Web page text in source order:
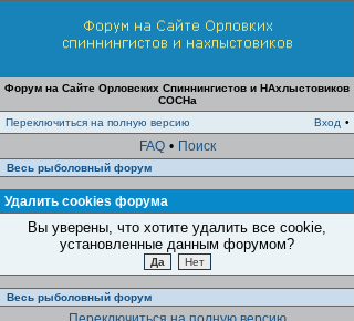
Форум на Сайте Орловских Спиннингистов и НАхлыстовиков
СОСНа
Переключиться на полную версию
Вход •
FAQ • Поиск
Весь рыболовный форум
Удалить cookies форума
Вы уверены, что хотите удалить все cookie,
установленные данным форумом?
Весь рыболовный форум